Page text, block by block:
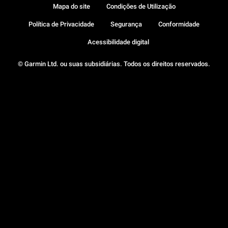
© Garmin Ltd. ou suas subsidiárias. Todos os direitos reservados.
Mapa do site Condições de Utilização
Política de Privacidade Segurança Conformidade
Acessibilidade digital